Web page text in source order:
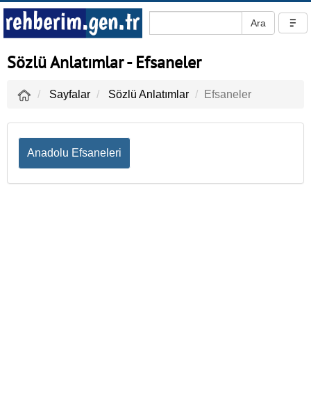
Sözlü Anlatımlar - Efsaneler
Sayfalar Sözlü Anlatımlar Efsaneler
Anadolu Efsaneleri